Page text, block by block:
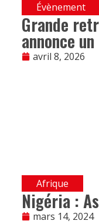
Évènement
Grande
annonce
avril 8, 2026
Afrique
Nigéria :
mars 14, 2024